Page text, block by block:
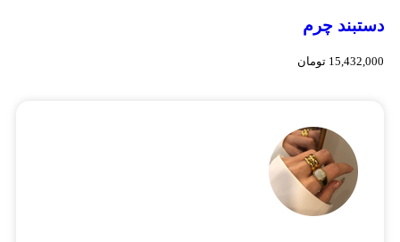
دستبند چرم
15,432,000 تومان